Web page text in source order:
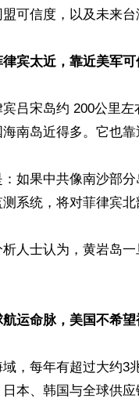
可信度，以及未来台
宾太近，靠近美军可
吕宋岛约 200公里
南岛近得多。它也
如果中共像南沙部
系统，将对菲律宾北
人士认为，黄岩岛
运命脉，美国不希望
，每年有超过大约3
本、韩国与全球供应